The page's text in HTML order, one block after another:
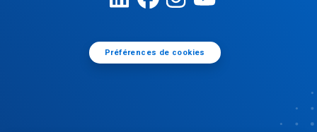
Préférences de cookies